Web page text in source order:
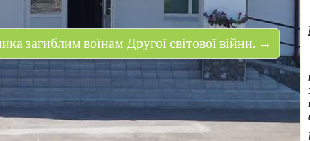
загиблим воїнам Другої світової війни. →